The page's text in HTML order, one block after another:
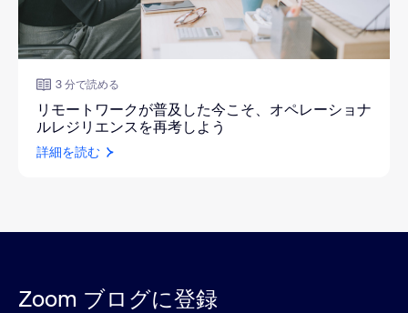
3 分で読める
リモートワークが普及した今こそ、オペレーショナ
ルレジリエンスを再考しよう
詳細を読む
Zoom ブログに登録